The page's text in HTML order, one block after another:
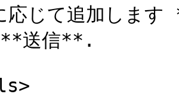
じて追加しま
送信**.